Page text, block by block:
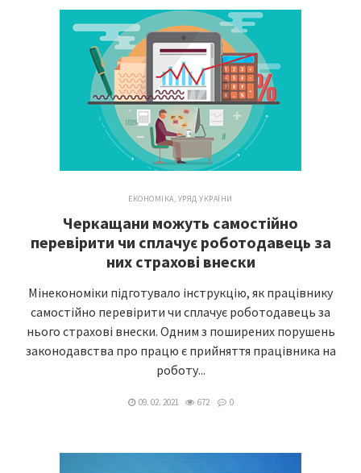
ЕКОНОМІКА, УРЯД УКРАЇНИ
Черкащани можуть самостійно
перевірити чи сплачує роботодавець за
них страхові внески
Мінекономіки підготувало інструкцію, як працівнику
самостійно перевірити чи сплачує роботодавець за
нього страхові внески. Одним з поширених порушень
законодавства про працю є прийняття працівника на
роботу...
09. 02. 2021 672 0